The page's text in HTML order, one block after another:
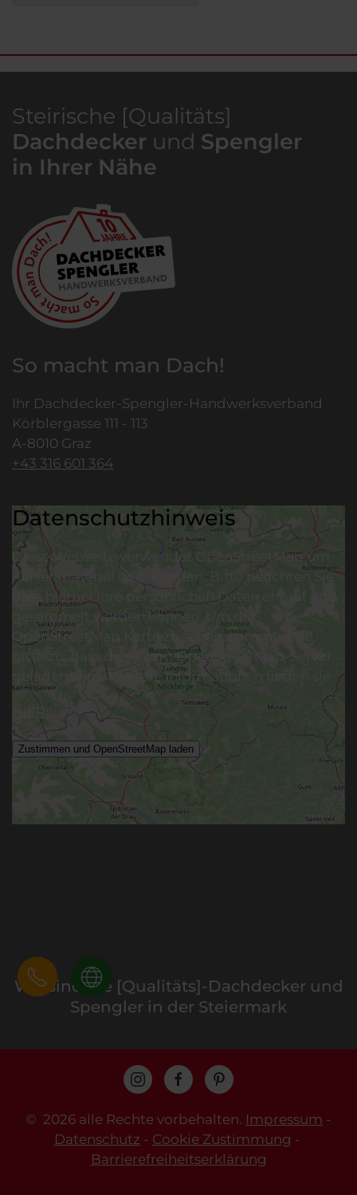
Steirische [Qualitäts]
Dachdecker und Spengler
in Ihrer Nähe
So macht man Dach!
Ihr Dachdecker-Spengler-Handwerksverband
Körblergasse 111 - 113
A-8010 Graz
+43 316 601 364
Datenschutzhinweis
Diese Webseite verwendet OpenStreetMap um
Kartenmaterial einzubinden. Bitte beachten Sie
dass hierbei Ihre persönlichen Daten erfasst und
gesammelt werden können. Um die
OpenStreetMap Karte zu sehen, stimmen Sie
bitte zu, dass diese vom OpenStreetMap-Server
geladen wird. Weitere Informationen finden sie
HIER
Wir sind die [Qualitäts]-Dachdecker und
Spengler in der Steiermark
© 2026 alle Rechte vorbehalten. Impressum -
Datenschutz - Cookie Zustimmung -
Barrierefreiheitserklärung